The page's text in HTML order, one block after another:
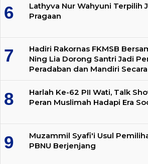
Lathyva Nur Wahyuni Terpilih
Pragaan
Hadiri Rakornas FKMSB
Ning Lia Dorong Santri Jadi
Peradaban dan Mandiri
Harlah Ke-62 PII Wati, Talk
Peran Muslimah Hadapi Era
Muzammil Syafi'i Usul
PBNU Berjenjang